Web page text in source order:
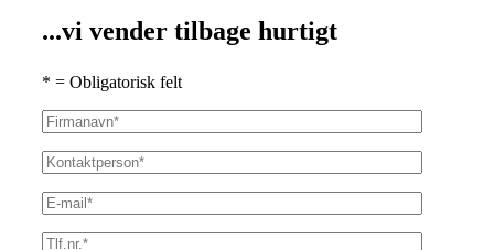
...vi vender tilbage hurtigt
* = Obligatorisk felt